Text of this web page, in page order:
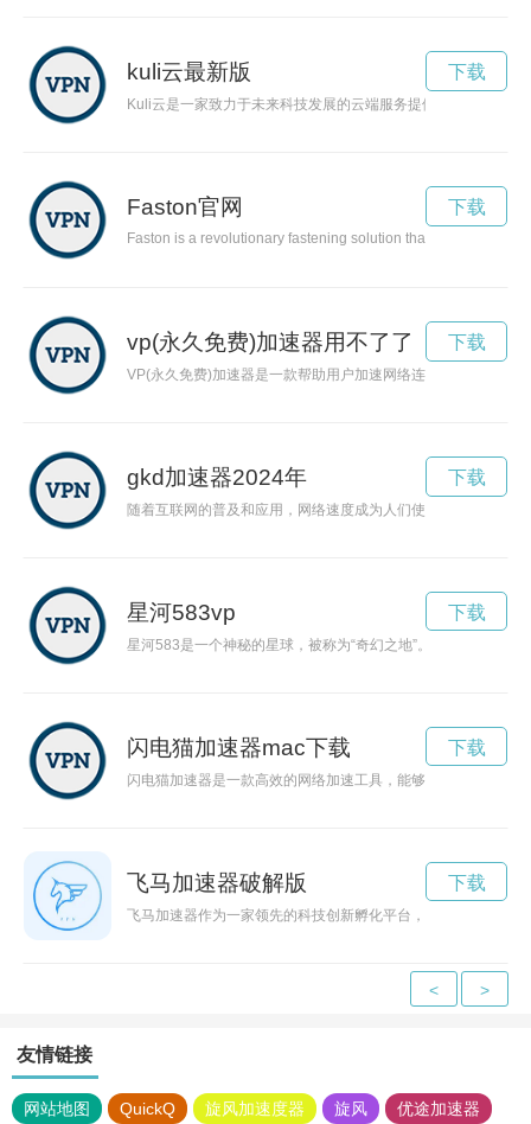
kuli云最新版
Kuli云是一家致力于未来科技发展的云端服务提供商，通过创
下载
Faston官网
Faston is a revolutionary fastening solution that makes
下载
vp(永久免费)加速器用不了了
VP(永久免费)加速器是一款帮助用户加速网络连接，畅享网络
下载
gkd加速器2024年
随着互联网的普及和应用，网络速度成为人们使用网络时最为
下载
星河583vp
星河583是一个神秘的星球，被称为“奇幻之地”。人们常常被它
下载
闪电猫加速器mac下载
闪电猫加速器是一款高效的网络加速工具，能够帮助用户提升
下载
飞马加速器破解版
飞马加速器作为一家领先的科技创新孵化平台，为创业者提供
下载
< >
友情链接
网站地图 QuickQ 旋风加速度器 旋风 优途加速器